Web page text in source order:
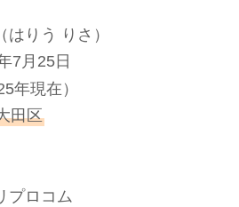
りう りさ）
7月25日
年現在）
田区
プロコム